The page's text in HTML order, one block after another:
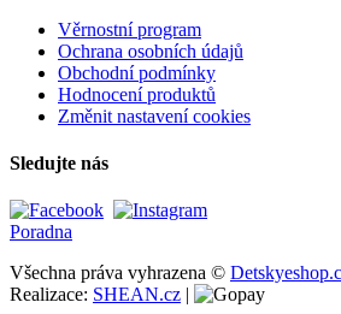
Věrnostní program
Ochrana osobních údajů
Obchodní podmínky
Hodnocení produktů
Změnit nastavení cookies
Sledujte nás
Poradna
Všechna práva vyhrazena ©
Realizace: SHEAN.cz |